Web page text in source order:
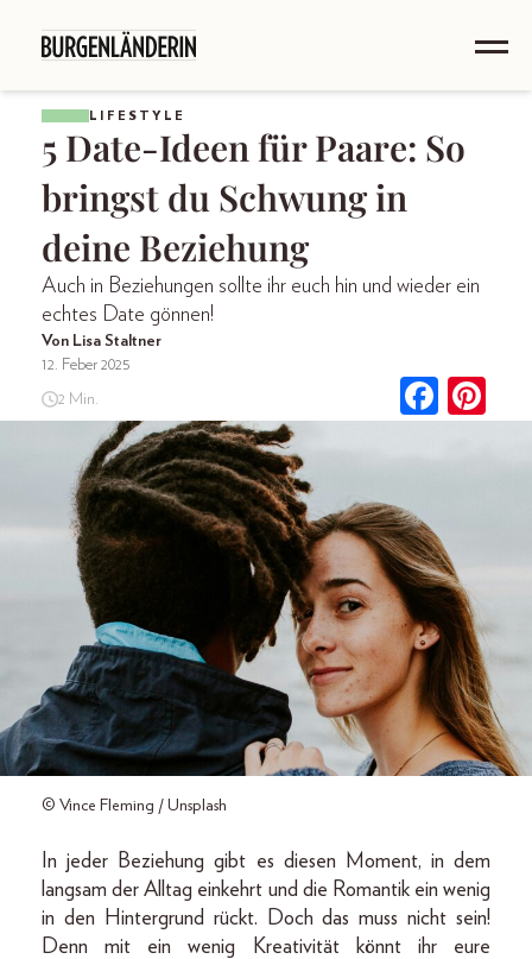
LIFESTYLE
5 Date-Ideen für Paare: So
bringst du Schwung in
deine Beziehung
Auch in Beziehungen sollte ihr euch hin und wieder ein
echtes Date gönnen!
Von Lisa Staltner
12. Feber 2025
2 Min.
© Vince Fleming / Unsplash
In jeder Beziehung gibt es diesen Moment, in dem
langsam der Alltag einkehrt und die Romantik ein wenig
in den Hintergrund rückt. Doch das muss nicht sein!
Denn mit ein wenig Kreativität könnt ihr eure